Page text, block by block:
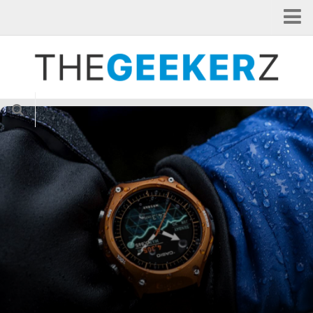
Applicazioni
Curiosità
Gadget
Hardware
Internet of Things
News
Smartphone